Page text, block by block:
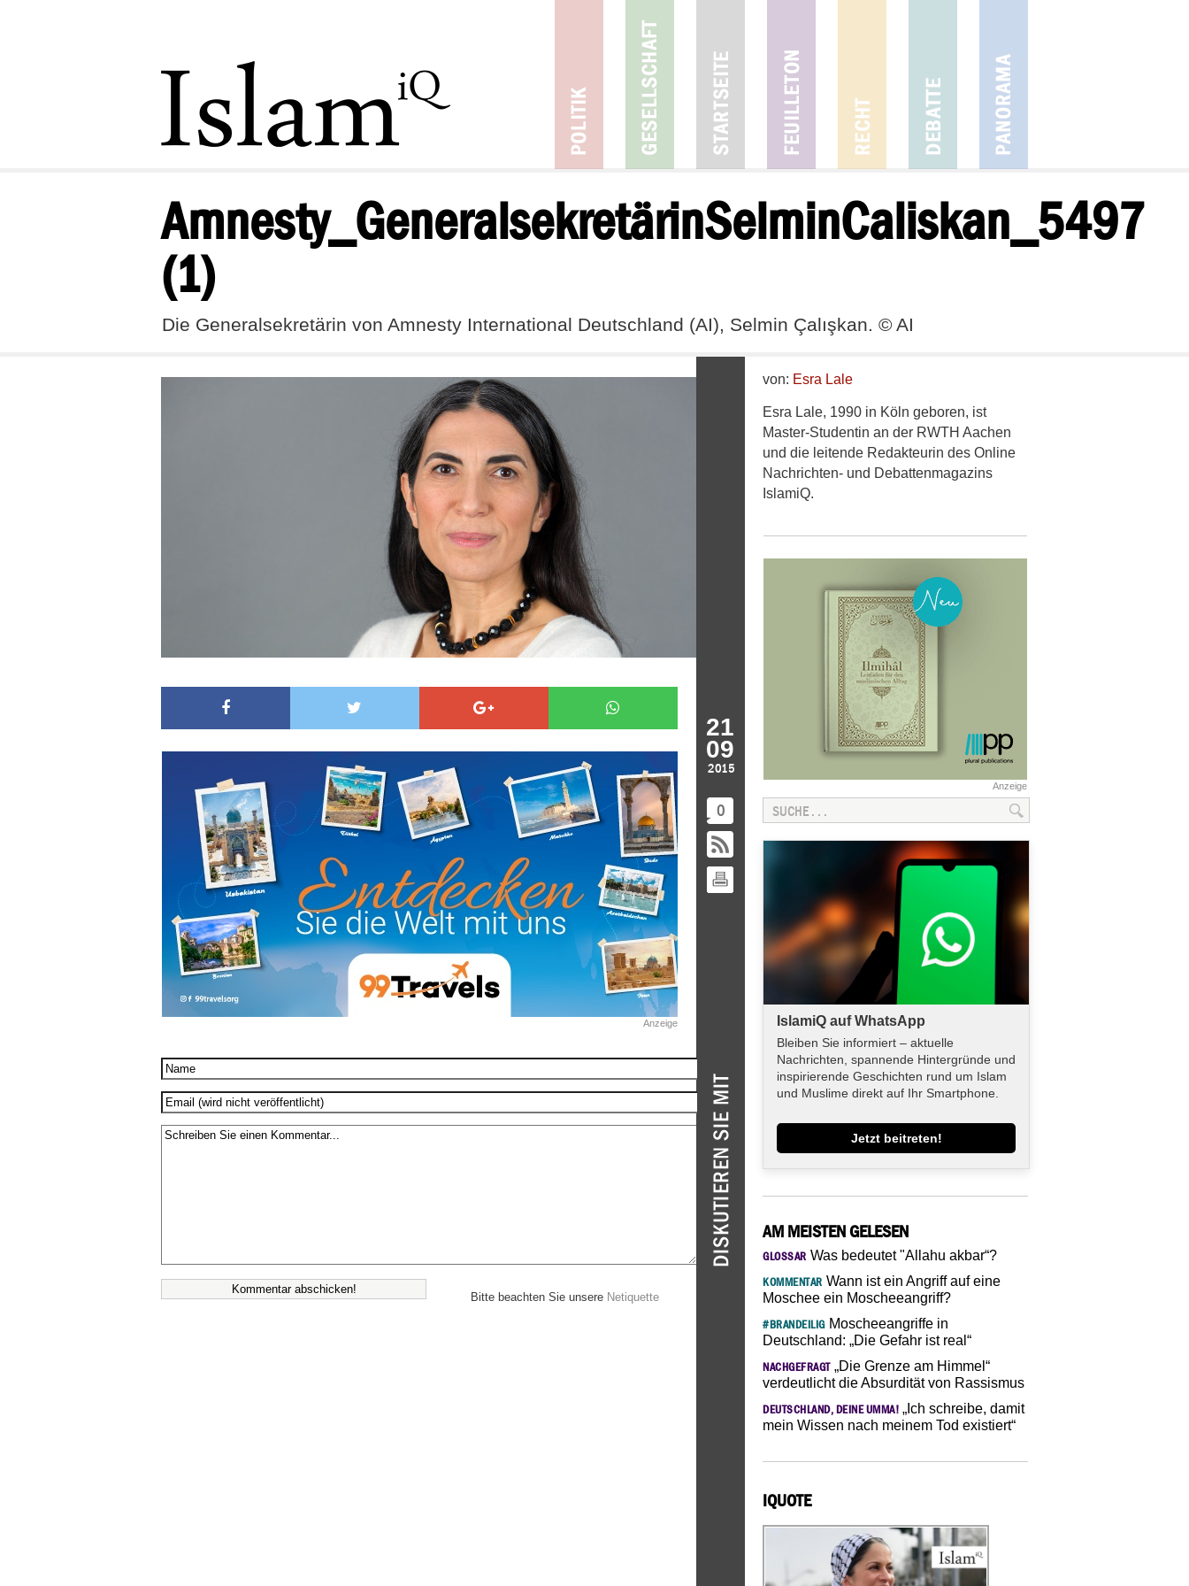
Amnesty_GeneralsekretärinSelminCaliskan_5497
(1)
Die Generalsekretärin von Amnesty International Deutschland (AI), Selmin Çalışkan. © AI
21
09
2015
0
Anzeige
Bitte beachten Sie unsere Netiquette
von: Esra Lale
Esra Lale, 1990 in Köln geboren, ist
Master-Studentin an der RWTH Aachen
und die leitende Redakteurin des Online
Nachrichten- und Debattenmagazins
IslamiQ.
Anzeige
IslamiQ auf WhatsApp
Bleiben Sie informiert – aktuelle
Nachrichten, spannende Hintergründe und
inspirierende Geschichten rund um Islam
und Muslime direkt auf Ihr Smartphone.
Jetzt beitreten!
AM MEISTEN GELESEN
GLOSSAR Was bedeutet "Allahu akbar“?
KOMMENTAR Wann ist ein Angriff auf eine
Moschee ein Moscheeangriff?
#BRANDEILIGMoscheeangriffe in
Deutschland: „Die Gefahr ist real“
NACHGEFRAGT„Die Grenze am Himmel“
verdeutlicht die Absurdität von Rassismus
DEUTSCHLAND, DEINE UMMA! „Ich schreibe, damit
mein Wissen nach meinem Tod existiert“
IQUOTE